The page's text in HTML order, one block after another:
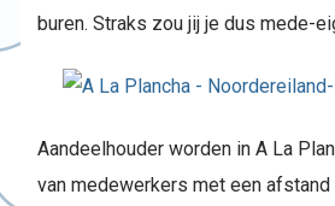
buren. Straks zou jij je dus mede-
Aandeelhouder worden in A La
van medewerkers met een